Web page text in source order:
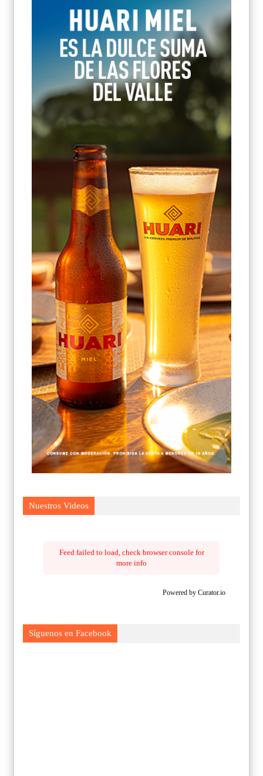
Nuestros Videos
Feed failed to load, check browser console for
more info
Powered by Curator.io
Síguenos en Facebook